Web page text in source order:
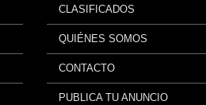
CLASIFICADOS
QUIÉNES SOMOS
CONTACTO
PUBLICA TU ANUNCIO